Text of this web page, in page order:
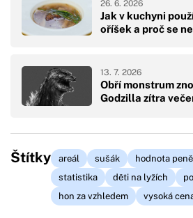
Jak v kuchyni
oříšek a proč se
26. 6. 2026
Obří monstrum
Godzilla zítra
13. 7. 2026
Štítky areál sušák hodnota
statistika
děti na lyžích
hon za vzhledem
vysoká